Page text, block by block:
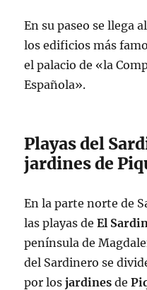
En su paseo se llega
los edificios más
el palacio de «la
Española».
Playas del
jardines de
En la parte norte de
las playas deEl
península de
del Sardinero se
por losjardines de